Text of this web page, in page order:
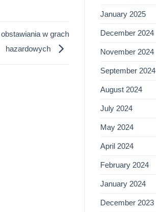
w grach
hazardowych
January 2025
December 2024
November 2024
September 2024
August 2024
July 2024
May 2024
April 2024
February 2024
January 2024
December 2023